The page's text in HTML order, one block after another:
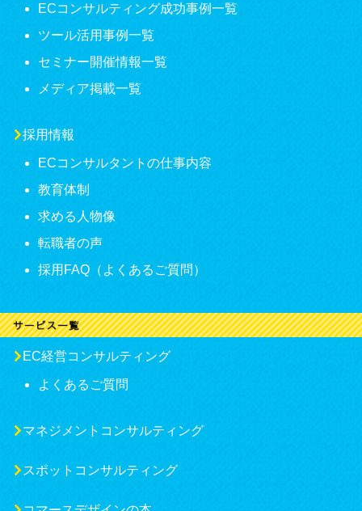
ECコンサルティング成功事例一覧
ツール活用事例一覧
セミナー開催情報一覧
メディア掲載一覧
採用情報
ECコンサルタントの仕事内容
教育体制
求める人物像
転職者の声
採用FAQ（よくあるご質問）
EC経営コンサルティング
よくあるご質問
マネジメントコンサルティング
スポットコンサルティング